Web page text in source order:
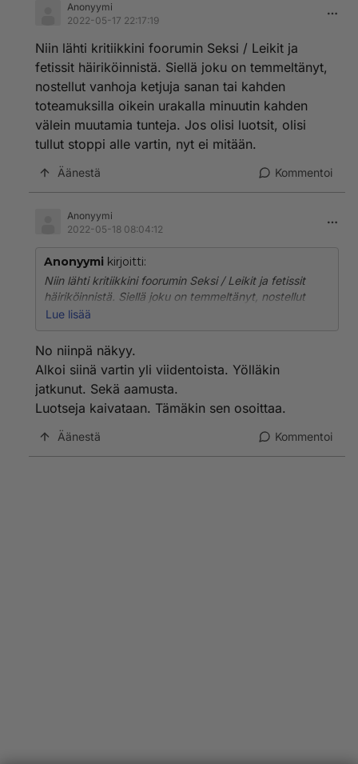
Anonyymi
2022-05-17 22:17:19
Niin lähti kritiikkini foorumin Seksi / Leikit ja
fetissit häiriköinnistä. Siellä joku on temmeltänyt,
nostellut vanhoja ketjuja sanan tai kahden
toteamuksilla oikein urakalla minuutin kahden
välein muutamia tunteja. Jos olisi luotsit, olisi
tullut stoppi alle vartin, nyt ei mitään.
Äänestä Kommentoi
Anonyymi
2022-05-18 08:04:12
Anonyymi kirjoitti:
Niin lähti kritiikkini foorumin Seksi / Leikit ja fetissit
häiriköinnistä. Siellä joku on temmeltänyt, nostellut
vanhoja ketjuja sanan tai kahden toteamuksilla oikein
olisi luotsit, olisi tullut stoppi alle vartin, nyt ei mitään.
Lue lisää
No niinpä näkyy.
Alkoi siinä vartin yli viidentoista. Yölläkin
jatkunut. Sekä aamusta.
Luotseja kaivataan. Tämäkin sen osoittaa.
Äänestä Kommentoi